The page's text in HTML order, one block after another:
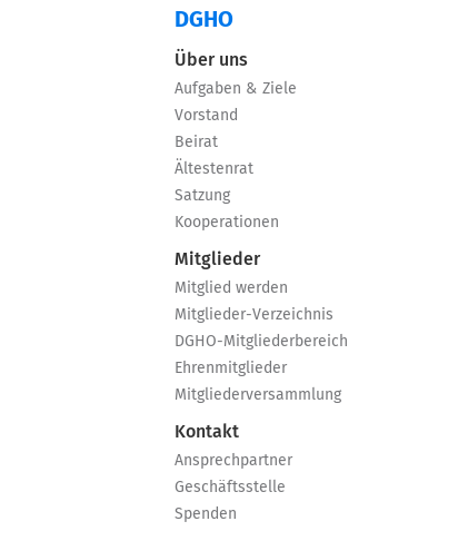
DGHO
Über uns
Aufgaben & Ziele
Vorstand
Beirat
Ältestenrat
Satzung
Kooperationen
Mitglieder
Mitglied werden
Mitglieder-Verzeichnis
DGHO-Mitgliederbereich
Ehrenmitglieder
Mitgliederversammlung
Kontakt
Ansprechpartner
Geschäftsstelle
Spenden